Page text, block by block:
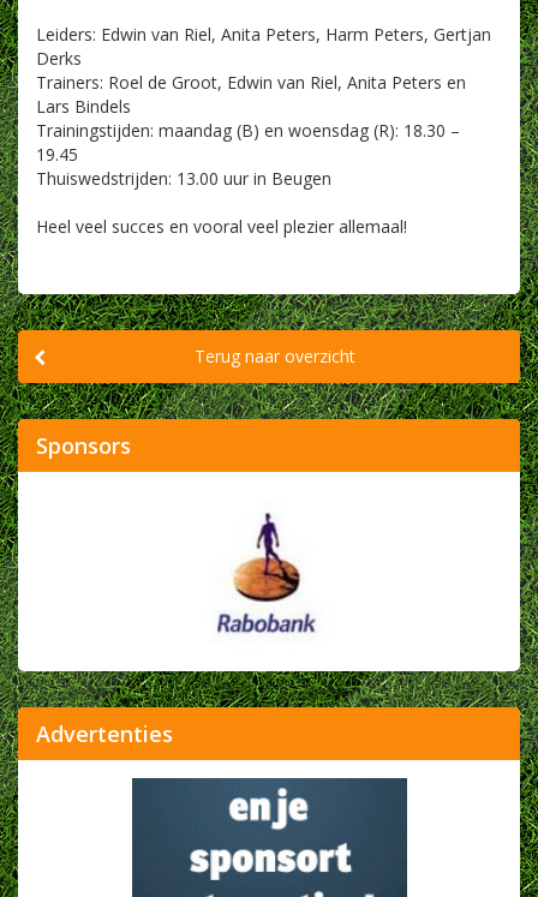
Leiders: Edwin van Riel, Anita Peters, Harm Peters, Gertjan
Derks
Trainers: Roel de Groot, Edwin van Riel, Anita Peters en
Lars Bindels
Trainingstijden: maandag (B) en woensdag (R): 18.30 –
19.45
Thuiswedstrijden: 13.00 uur in Beugen
Heel veel succes en vooral veel plezier allemaal!
Terug naar overzicht
Sponsors
Advertenties